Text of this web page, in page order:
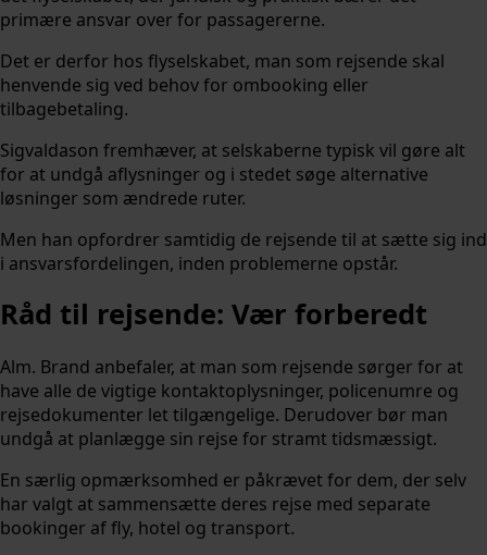
primære ansvar over for passagererne.
Det er derfor hos flyselskabet, man som rejsende skal
henvende sig ved behov for ombooking eller
tilbagebetaling.
Sigvaldason fremhæver, at selskaberne typisk vil gøre alt
for at undgå aflysninger og i stedet søge alternative
løsninger som ændrede ruter.
Men han opfordrer samtidig de rejsende til at sætte sig ind
i ansvarsfordelingen, inden problemerne opstår.
Råd til rejsende: Vær forberedt
Alm. Brand anbefaler, at man som rejsende sørger for at
have alle de vigtige kontaktoplysninger, policenumre og
rejsedokumenter let tilgængelige. Derudover bør man
undgå at planlægge sin rejse for stramt tidsmæssigt.
En særlig opmærksomhed er påkrævet for dem, der selv
har valgt at sammensætte deres rejse med separate
bookinger af fly, hotel og transport.